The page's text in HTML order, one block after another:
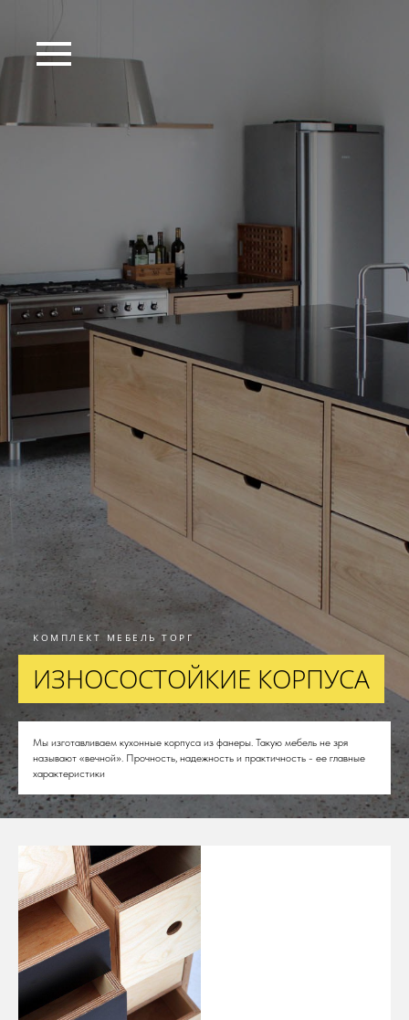
КОМПЛЕКТ МЕБЕЛЬ ТОРГ
ИЗНОСОСТОЙКИЕ КОРПУСА
Мы изготавливаем кухонные корпуса из фанеры. Такую мебель не зря
называют «вечной». Прочность, надежность и практичность - ее главные
характеристики